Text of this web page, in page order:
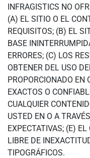
INFRAGISTICS NO
(A) EL SITIO O EL
REQUISITOS; (B) EL
BASE
ERRORES; (C) LOS
OBTENER DEL USO
PROPORCIONADO EN
EXACTOS O
CUALQUIER
USTED EN O A
EXPECTATIVAS; (E)
LIBRE DE
TIPOGRÁFICOS.